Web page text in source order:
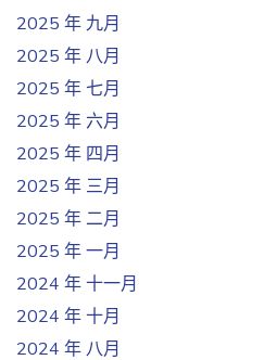
2025 年 九月
2025 年 八月
2025 年 七月
2025 年 六月
2025 年 四月
2025 年 三月
2025 年 二月
2025 年 一月
2024 年 十一月
2024 年 十月
2024 年 八月